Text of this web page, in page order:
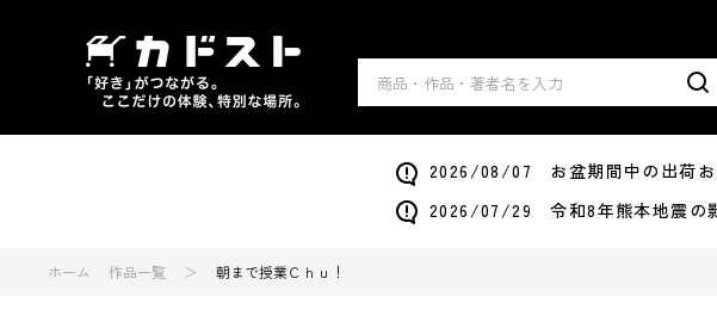
2026/08/07 お盆期間中の出荷お
2026/07/29 令和8年熊本地震の
ホーム 作品一覧 朝まで授業Ｃｈｕ！